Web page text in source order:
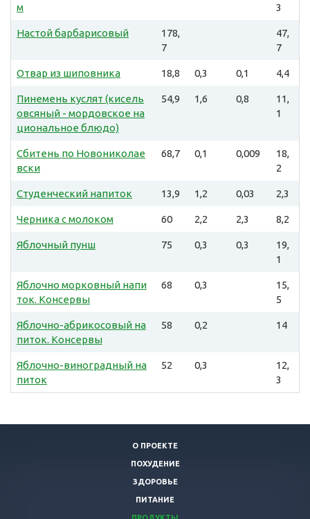
м
3
Настой барбарисовый
178,
7
47,
7
Отвар из шиповника 18,8 0,3 0,1 4,4
Пинемень куслят (кисель
овсяный - мордовское на
циональное блюдо)
54,9 1,6 0,8
11,
1
Сбитень по Новониколае
вски
68,7 0,1 0,009
18,
2
Студенческий напиток 13,9 1,2 0,03 2,3
Черника с молоком 60 2,2 2,3 8,2
Яблочный пунш 75 0,3 0,3
19,
1
Яблочно морковный напи
ток. Консервы
68 0,3
15,
5
Яблочно-абрикосовый на
питок. Консервы
58 0,2 14
Яблочно-виноградный на
питок
52 0,3
12,
3
О ПРОЕКТЕ
ПОХУДЕНИЕ
ЗДОРОВЬЕ
ПИТАНИЕ